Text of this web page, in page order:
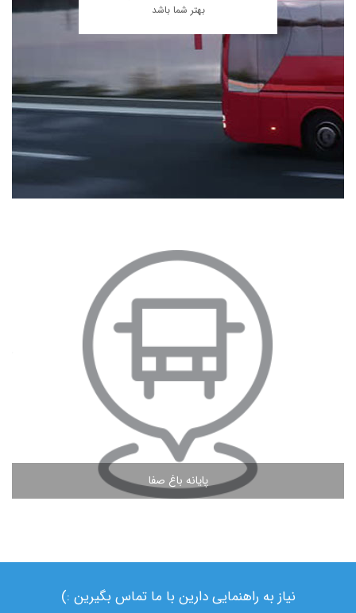
بهتر شما باشد
پایانه باغ صفا
مشاهده ادامه مطلب
نیاز به راهنمایی دارین با ما تماس بگیرین :)